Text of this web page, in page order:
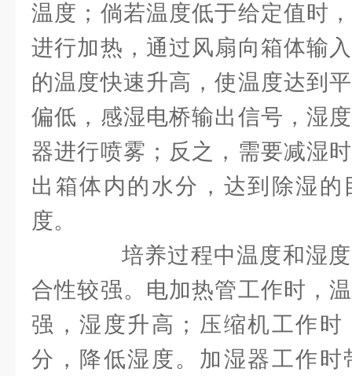
温度；倘若温度低于给定值时
进行加热，通过风扇向箱体输
的温度快速升高，使温度达到
偏低，感湿电桥输出信号，湿
器进行喷雾；反之，需要减湿
出箱体内的水分，达到除湿
度。
培养过程中温度和湿度
合性较强。电加热管工作时，
强，湿度升高；压缩机工作时
分，降低湿度。加湿器工作时